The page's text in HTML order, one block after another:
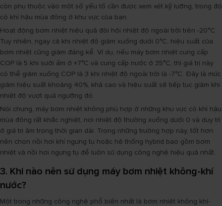
còn phụ thuộc vào một số yếu tố cần được xem xét kỹ lưỡng, trong đó
có khí hậu mùa đông ở khu vực của bạn.
Hoạt động bơm nhiệt hiệu quả đòi hỏi nhiệt độ ngoài trời trên -20°C.
Tuy nhiên, ngay cả khi nhiệt độ giảm xuống dưới 0°C, hiệu suất của
bơm nhiệt cũng giảm đáng kể. Ví dụ, nếu máy bơm nhiệt cung cấp
COP là 5 khi sưởi ấm ở +7°C và cung cấp nước ở 35°C, thì giá trị này
có thể giảm xuống COP là 3 khi nhiệt độ ngoài trời là -7°C. Đây là mức
giảm hiệu suất khoảng 40%, khá cao và hiệu suất sẽ tiếp tục giảm khi
nhiệt độ vượt quá ngưỡng đó.
Nói chung, máy bơm nhiệt không phù hợp ở những khu vực có khí hậu
mùa đông rất khắc nghiệt, nơi nhiệt độ thường xuống dưới 0 và duy trì
ở giá trị âm trong thời gian dài. Trong những trường hợp này, tốt hơn
nên chọn nồi hơi khí ngưng tụ hoặc hệ thống hybrid bao gồm bơm
nhiệt và nồi hơi ngưng tụ để luôn sử dụng công nghệ hiệu quả nhất.
3. Khi nào nên sử dụng máy bơm nhiệt không-khí
nước?
Một trong những công nghệ phổ biến nhất là bơm nhiệt không khí-